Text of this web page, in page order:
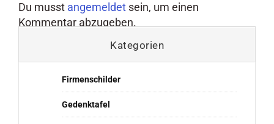
Du musst angemeldet sein, um einen
Kommentar abzugeben.
Kategorien
Firmenschilder
Gedenktafel